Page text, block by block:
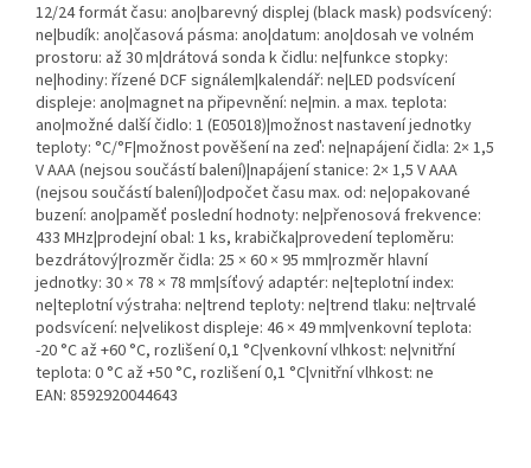
12/24 formát času: ano|barevný displej (black mask) podsvícený:
ne|budík: ano|časová pásma: ano|datum: ano|dosah ve volném
prostoru: až 30 m|drátová sonda k čidlu: ne|funkce stopky:
ne|hodiny: řízené DCF signálem|kalendář: ne|LED podsvícení
displeje: ano|magnet na připevnění: ne|min. a max. teplota:
ano|možné další čidlo: 1 (E05018)|možnost nastavení jednotky
teploty: °C/°F|možnost pověšení na zeď: ne|napájení čidla: 2× 1,5
V AAA (nejsou součástí balení)|napájení stanice: 2× 1,5 V AAA
(nejsou součástí balení)|odpočet času max. od: ne|opakované
buzení: ano|paměť poslední hodnoty: ne|přenosová frekvence:
433 MHz|prodejní obal: 1 ks, krabička|provedení teploměru:
bezdrátový|rozměr čidla: 25 × 60 × 95 mm|rozměr hlavní
jednotky: 30 × 78 × 78 mm|síťový adaptér: ne|teplotní index:
ne|teplotní výstraha: ne|trend teploty: ne|trend tlaku: ne|trvalé
podsvícení: ne|velikost displeje: 46 × 49 mm|venkovní teplota:
-20 °C až +60 °C, rozlišení 0,1 °C|venkovní vlhkost: ne|vnitřní
teplota: 0 °C až +50 °C, rozlišení 0,1 °C|vnitřní vlhkost: ne
EAN: 8592920044643